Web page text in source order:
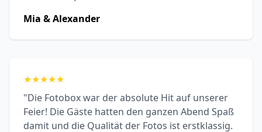
Mia & Alexander
★★★★★
"Die Fotobox war der absolute Hit auf unserer
Feier! Die Gäste hatten den ganzen Abend Spaß
damit und die Qualität der Fotos ist erstklassig.